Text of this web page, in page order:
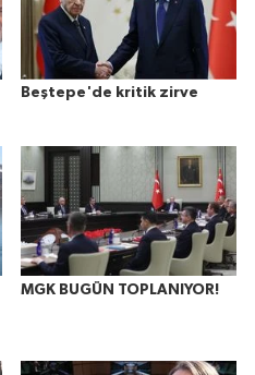
Beştepe'de kritik zirve
MGK BUGÜN TOPLANIYOR!